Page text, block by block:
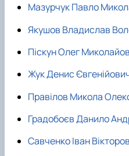
Мазурчук Павло
Якушов Владислав
Піскун Олег
Жук Денис
Правілов Микола
Градобоєв Данило
Савченко Іван